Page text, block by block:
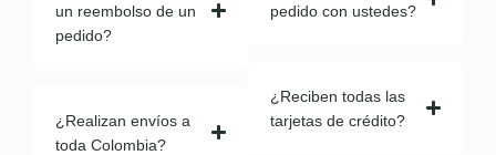
un reembolso de un
pedido?
¿Realizan envíos a
toda Colombia?
pedido con ustedes?
¿Reciben todas las
tarjetas de crédito?